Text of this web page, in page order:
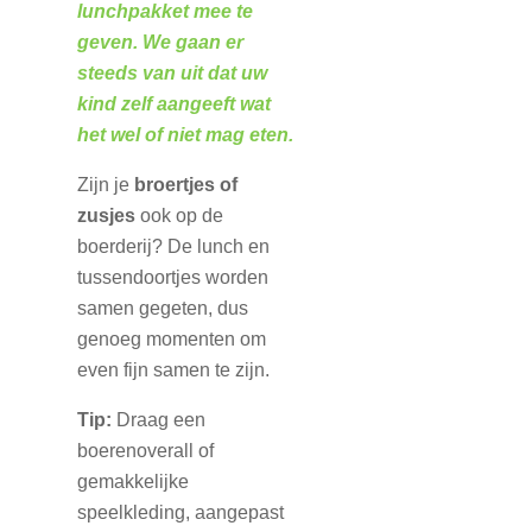
lunchpakket mee te
geven. We gaan er
steeds van uit dat uw
kind zelf aangeeft wat
het wel of niet mag eten.
Zijn je broertjes of
zusjes ook op de
boerderij? De lunch en
tussendoortjes worden
samen gegeten, dus
genoeg momenten om
even fijn samen te zijn.
Tip: Draag een
boerenoverall of
gemakkelijke
speelkleding, aangepast